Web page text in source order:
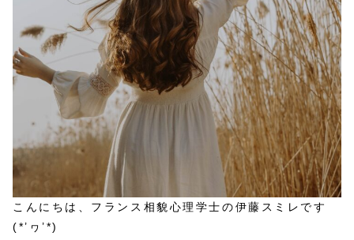
こんにちは、フランス相貌心理学士の伊藤スミレです
(*’ヮ’*)